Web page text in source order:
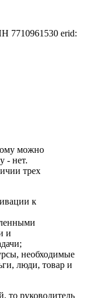
7710961530 erid:
можно
- нет.
трех
к
и
необходимые
люди, товар и
то руководитель